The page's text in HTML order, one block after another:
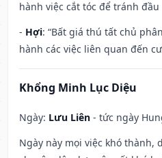
hành việc cắt tóc để tránh
- Hợi: “Bất giá thú tất chủ
hành các việc liên quan đến
Khổng Minh Lục Diệu
Ngày: Lưu Liên - tức ngày
Ngày này mọi việc khó thành,